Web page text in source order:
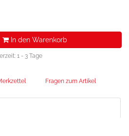
In den Warenkorb
1 - 3 Tage
Fragen zum Artikel